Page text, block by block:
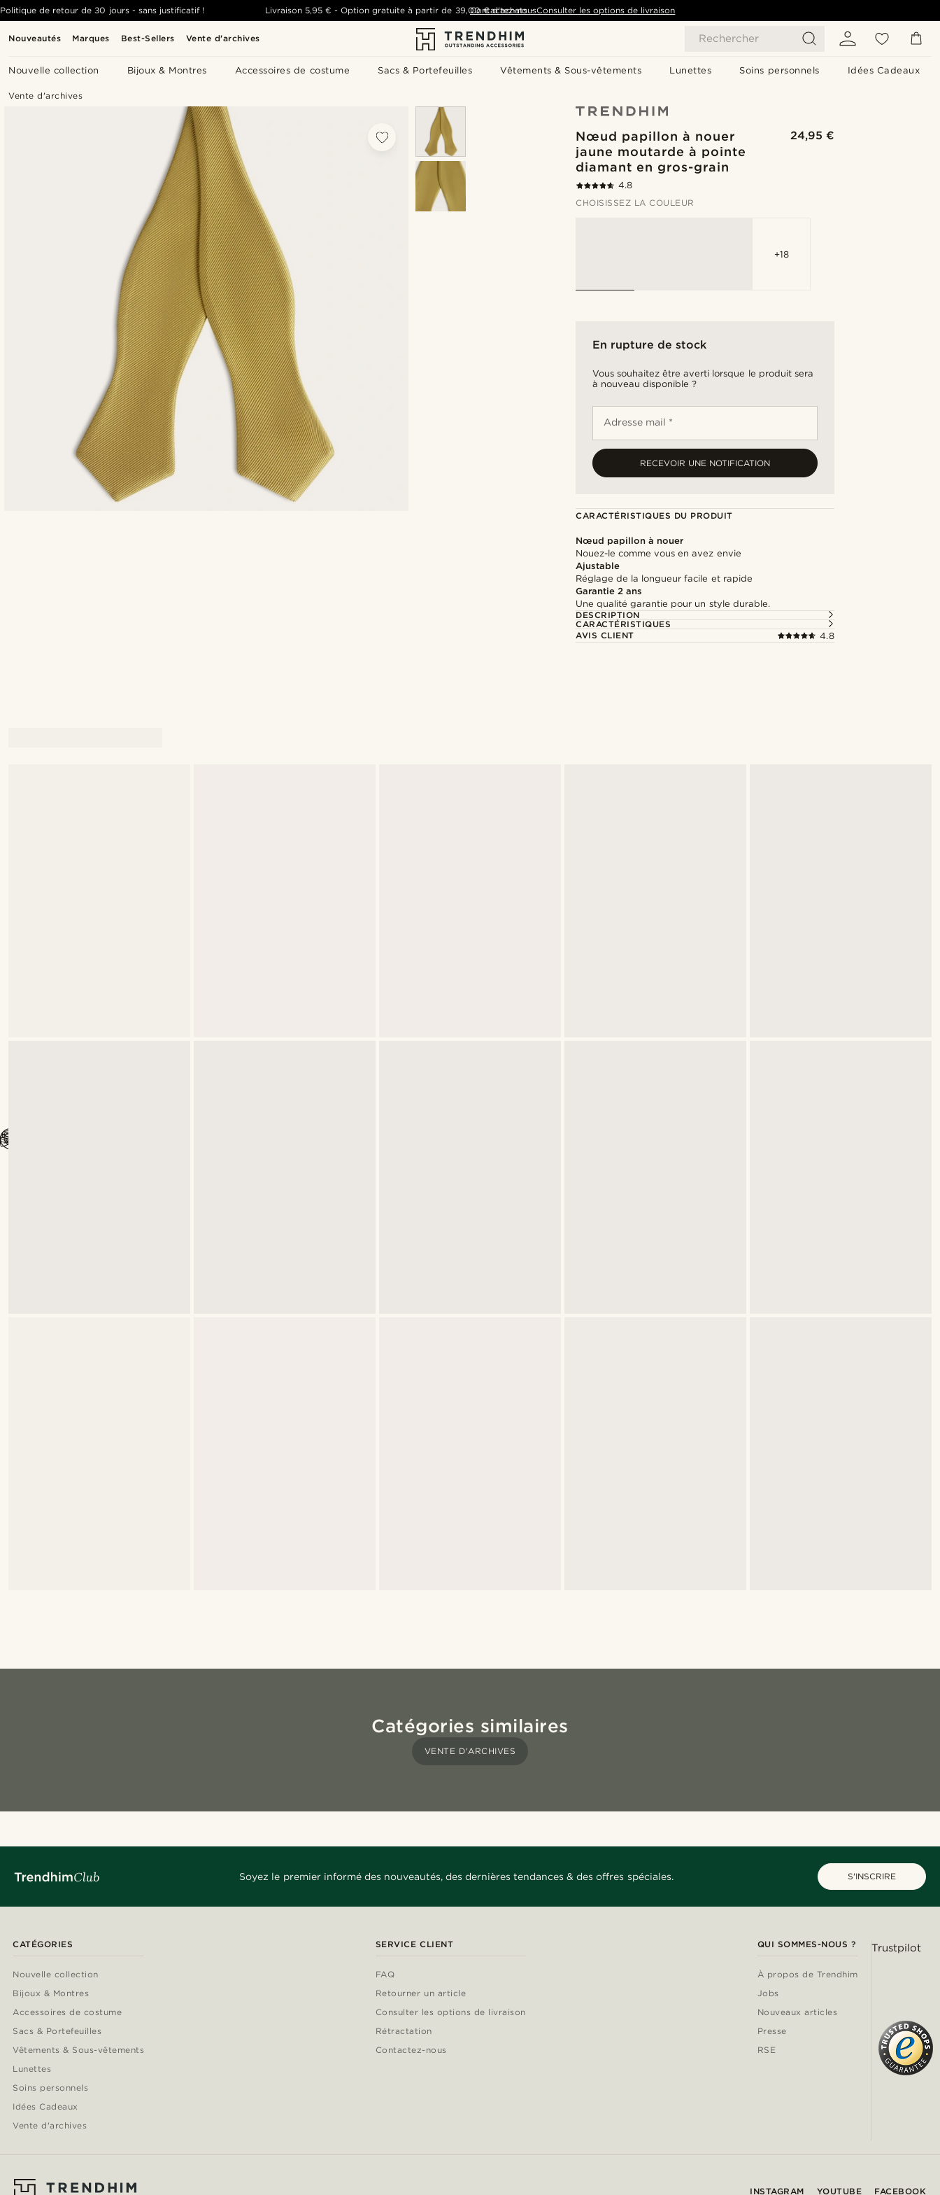
Nouveautés Marques Best-Sellers Vente d'archives Rechercher
Nouvelle collection Bijoux & Montres Accessoires de costume Sacs & Portefeuilles Vêtements & Sous-vêtements Lunettes Soins personnels Idées Cadeaux
Politique de retour de 30 jours - sans justificatif ! Livraison 5,95 € -Option gratuite à partir de 39,00 € d'achats- Consulter les options de livraison
Contactez-nous
Vente d'archives
Nœud papillon à nouer
jaune moutarde à pointe
diamant en gros-grain
24,95 €
4.8
CHOISISSEZ LA COULEUR
+18
En rupture de stock
Vous souhaitez être averti lorsque le produit sera
à nouveau disponible ?
Adresse mail *
RECEVOIR UNE NOTIFICATION
CARACTÉRISTIQUES DU PRODUIT
Nœud papillon à nouer
Nouez-le comme vous en avez envie
Ajustable
Réglage de la longueur facile et rapide
Garantie 2 ans
Une qualité garantie pour un style durable.
DESCRIPTION
CARACTÉRISTIQUES
AVIS CLIENT
4.8
Catégories similaires
VENTE D'ARCHIVES
Soyez le premier informé des nouveautés, des dernières tendances & des offres spéciales. S'INSCRIRE
CATÉGORIES
Nouvelle collection
Bijoux & Montres
Accessoires de costume
Sacs & Portefeuilles
Vêtements & Sous-vêtements
Lunettes
Soins personnels
Idées Cadeaux
Vente d'archives
SERVICE CLIENT
FAQ
Retourner un article
Consulter les options de livraison
Rétractation
Contactez-nous
QUI SOMMES-NOUS ?
À propos de Trendhim
Jobs
Nouveaux articles
Presse
RSE
Trustpilot
INSTAGRAM YOUTUBE FACEBOOK